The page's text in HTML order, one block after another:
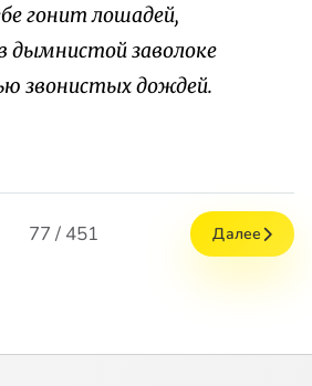
гонит лошадей,
дымнистой заволоке
звонистых дождей.
77 / 451 Далее